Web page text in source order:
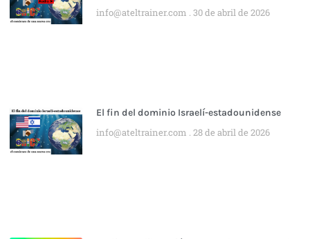
info@ateltrainer.com 30 de abril de 2026
El fin del dominio Israelí-estadounidense
info@ateltrainer.com 28 de abril de 2026